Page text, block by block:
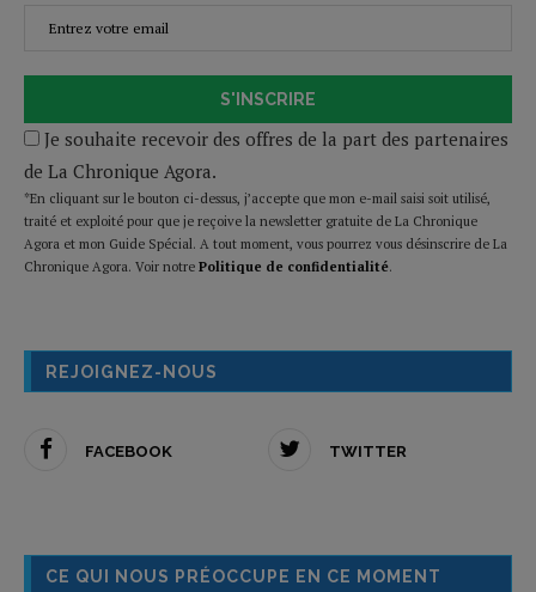
S'INSCRIRE
Je souhaite recevoir des offres de la part des partenaires
de La Chronique Agora.
*En cliquant sur le bouton ci-dessus, j’accepte que mon e-mail saisi soit utilisé,
traité et exploité pour que je reçoive la newsletter gratuite de La Chronique
Agora et mon Guide Spécial. A tout moment, vous pourrez vous désinscrire de La
Chronique Agora. Voir notre Politique de confidentialité.
REJOIGNEZ-NOUS
FACEBOOK TWITTER
CE QUI NOUS PRÉOCCUPE EN CE MOMENT